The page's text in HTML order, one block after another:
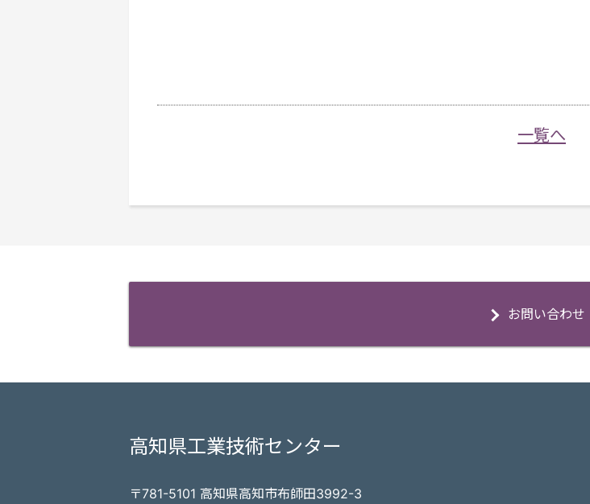
一覧へ
お問い合わせ
高知県工業技術センター
〒781-5101 高知県高知市布師田3992-3